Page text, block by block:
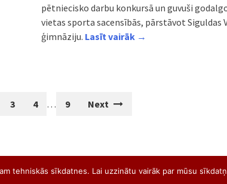
pētniecisko darbu konkursā un guvuši
vietas sporta sacensībās, pārstāvot Siguldas
ģimnāziju. Lasīt vairāk →
3 4 … 9 Next
tehniskās sīkdatnes. Lai uzzinātu vairāk par mūsu